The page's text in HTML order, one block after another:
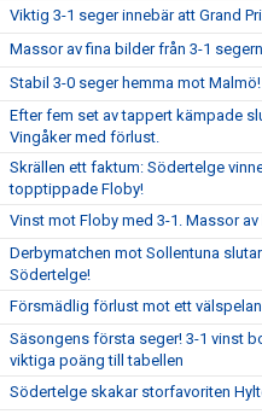
Viktig 3-1 seger innebär att Grand
Massor av fina bilder från 3-1
Stabil 3-0 seger hemma mot Malmö!
Efter fem set av tappert kämpade
Vingåker med förlust.
Skrällen ett faktum: Södertelge
topptippade Floby!
Vinst mot Floby med 3-1. Massor
Derbymatchen mot Sollentuna
Södertelge!
Försmädlig förlust mot ett
Säsongens första seger! 3-1 vinst
viktiga poäng till tabellen
Södertelge skakar storfavoriten